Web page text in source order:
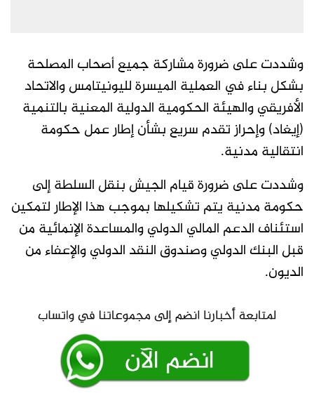
وشددت على ضرورة مشاركة جميع أصحاب المصلحة
بشكل بناء في العملية الميسرة لليونيتامس والاتحاد
الأفريقي والهيئة الحكومية الدولية المعنية بالتنمية
(إيغاد) وإحراز تقدم سريع بشأن إطار عمل حكومة
انتقالية مدنية.
وشددت على ضرورة قيام الجيش بنقل السلطة إلى
حكومة مدنية يتم تشكيلها بموجب هذا الإطار لتمكين
استئناف الدعم المالي الدولي والمساعدة الإنمائية من
قبل البنك الدولي وصندوق النقد الدولي والإعفاء من
الديون.